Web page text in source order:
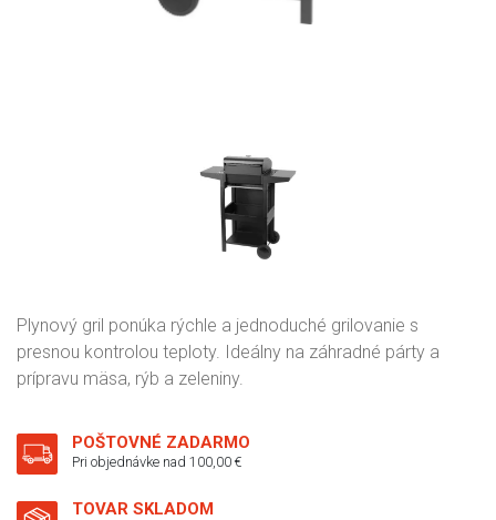
Plynový gril ponúka rýchle a jednoduché grilovanie s
presnou kontrolou teploty. Ideálny na záhradné párty a
prípravu mäsa, rýb a zeleniny.
POŠTOVNÉ ZADARMO
Pri objednávke nad 100,00 €
TOVAR SKLADOM